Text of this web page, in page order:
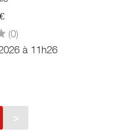
€
(0)
à 11h26
>